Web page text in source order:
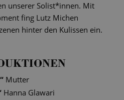
unserer Solist*innen. Mit
fing Lutz Michen
hinter den Kulissen ein.
“ Mutter
Hanna Glawari